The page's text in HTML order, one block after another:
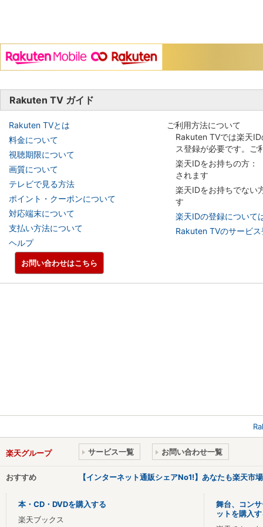
Rakuten TV ガイド
Rakuten TVとは
料金について
視聴期限について
画質について
テレビで見る方法
ポイント・クーポンについて
対応端末について
支払い方法について
ヘルプ
ご利用方法について
Rakuten TVでは楽天
ス登録が必要です。ご
楽天IDをお持ちの方
されます
楽天IDをお持ちでな
す
楽天IDの登録について
Rakuten TVのサービ
お問い合わせはこちら
楽天グループ サービス一覧 お問い合わせ一覧
おすすめ 【インターネット通販シェアNo1!】あなたも楽天
本・CD・DVDを購入する
楽天ブックス
舞台、コン
ットを購入